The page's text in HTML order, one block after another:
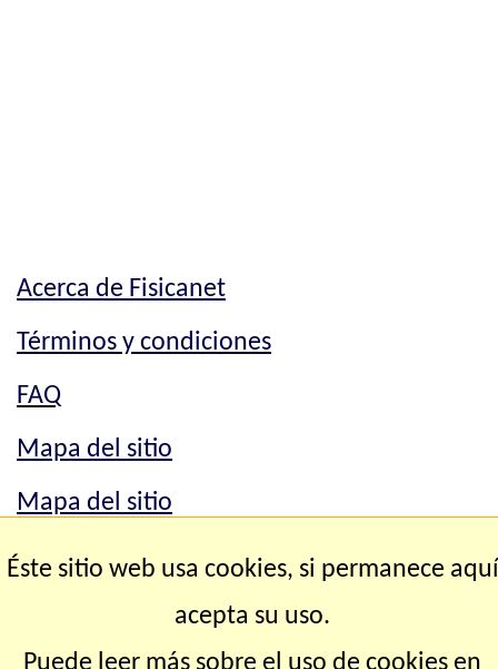
Acerca de Fisicanet
Términos y condiciones
FAQ
Mapa del sitio
Mapa del sitio
Contacto
Éste sitio web usa cookies, si permanece aquí
acepta su uso.